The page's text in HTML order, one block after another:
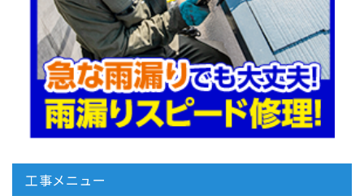
工事メニュー